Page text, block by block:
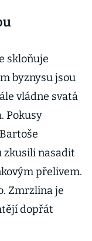
skloňuje
byznysu jsou
vládne svatá
Pokusy
zkusili nasadit
přelivem.
Zmrzlina je
dopřát